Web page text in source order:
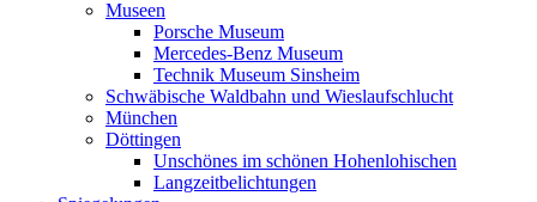
Museen
Porsche Museum
Mercedes-Benz Museum
Technik Museum Sinsheim
Schwäbische Waldbahn und Wieslaufschlucht
München
Döttingen
Unschönes im schönen Hohenlohischen
Langzeitbelichtungen